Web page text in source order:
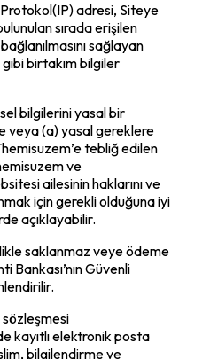
Protokol(IP) adresi, Siteye
sırada erişilen
sağlayan
birtakım bilgiler
bilgilerini yasal bir
veya (a) yasal gereklere
tebliğ edilen
ve
ailesinin haklarını ve
için gerekli olduğuna iyi
açıklayabilir.
saklanmaz veye ödeme
Bankası’nın Güvenli
kayıtlı elektronik posta
bilgilendirme ve